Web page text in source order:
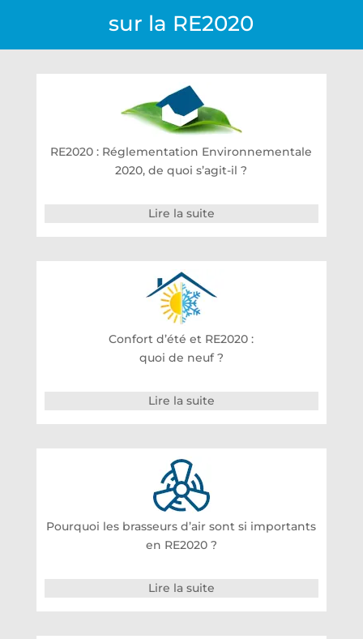
sur la RE2020
RE2020 : Réglementation Environnementale
2020, de quoi s’agit-il ?
Lire la suite
Confort d’été et RE2020 :
quoi de neuf ?
Lire la suite
Pourquoi les brasseurs d’air sont si importants
en RE2020 ?
Lire la suite